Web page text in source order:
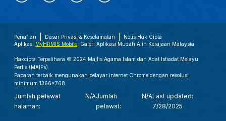
Penafian Dasar Privasi & Keselamatan
Notis Hak Cipta
Aplikasi MyHRMIS Mobile: Galeri Aplikasi Mudah Alih Kerajaan Malaysia
Hakcipta Terpelihara © 2024 Majlis Agama Islam dan Adat Istiadat Melayu
Perlis (MAIPs).
Paparan terbaik mengunakan pelayar internet Chrome dengan resolusi
minimum 1366x768.
Jumlah pelawat
halaman:
N/AJumlah
pelawat:
N/ALast updated:
7/28/2025